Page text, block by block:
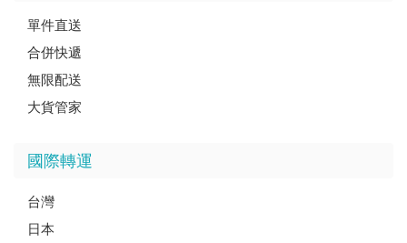
單件直送
合併快遞
無限配送
大貨管家
國際轉運
台灣
日本